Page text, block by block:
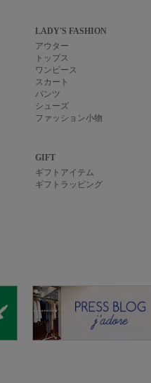
LADY'S FASHION
アウター
トップス
ワンピース
スカート
パンツ
シューズ
ファッション小物
GIFT
ギフトアイテム
ギフトラッピング